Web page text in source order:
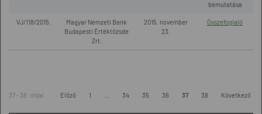
bemutatása
VJ/118/2015.
Magyar Nemzeti Bank
Budapesti Értéktőzsde
Zrt.
2015. november
23.
Összefoglaló
37 - 38. oldal Előző 1 34 35 36 37 38 Következő